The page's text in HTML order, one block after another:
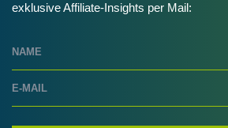
exklusive Affiliate-Insights per Mail: